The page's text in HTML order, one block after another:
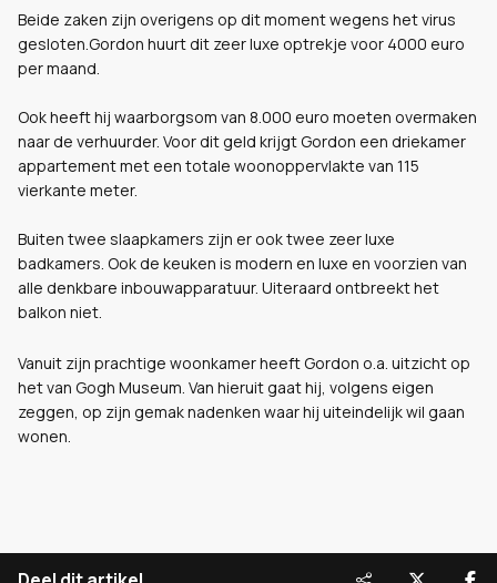
Beide zaken zijn overigens op dit moment wegens het virus
gesloten.Gordon huurt dit zeer luxe optrekje voor 4000 euro
per maand.
Ook heeft hij waarborgsom van 8.000 euro moeten overmaken
naar de verhuurder. Voor dit geld krijgt Gordon een driekamer
appartement met een totale woonoppervlakte van 115
vierkante meter.
Buiten twee slaapkamers zijn er ook twee zeer luxe
badkamers. Ook de keuken is modern en luxe en voorzien van
alle denkbare inbouwapparatuur. Uiteraard ontbreekt het
balkon niet.
Vanuit zijn prachtige woonkamer heeft Gordon o.a. uitzicht op
het van Gogh Museum. Van hieruit gaat hij, volgens eigen
zeggen, op zijn gemak nadenken waar hij uiteindelijk wil gaan
wonen.